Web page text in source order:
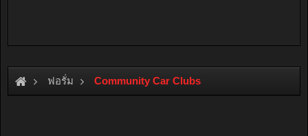
ฟอรั่ม Community Car Clubs